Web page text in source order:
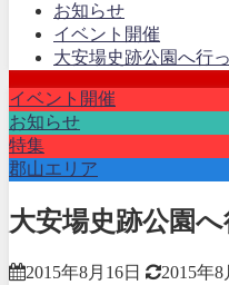
お知らせ
イベント開催
大安場史跡公園へ行
イベント開催
お知らせ
特集
郡山エリア
大安場史跡公園
2015年8月16日 2015年8